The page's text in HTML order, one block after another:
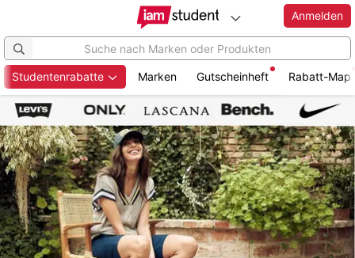
Zum
Hauptinhalt
springen
Anmelden
Studentenrabatte Marken Gutscheinheft Rabatt-Map